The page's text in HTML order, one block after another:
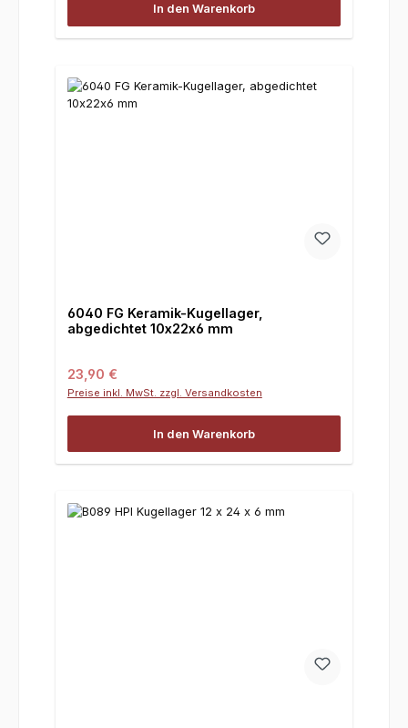
In den Warenkorb
6040 FG Keramik-Kugellager,
abgedichtet 10x22x6 mm
Regulärer Preis:
23,90 €
Preise inkl. MwSt. zzgl. Versandkosten
In den Warenkorb